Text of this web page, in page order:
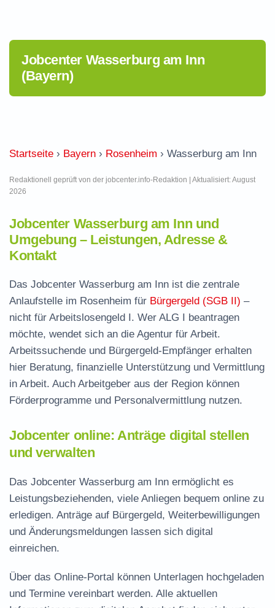
Jobcenter Wasserburg am Inn
(Bayern)
Startseite › Bayern › Rosenheim › Wasserburg am Inn
Redaktionell geprüft von der jobcenter.info-Redaktion | Aktualisiert: August
2026
Jobcenter Wasserburg am Inn und
Umgebung – Leistungen, Adresse &
Kontakt
Das Jobcenter Wasserburg am Inn ist die zentrale
Anlaufstelle im Rosenheim für Bürgergeld (SGB II) –
nicht für Arbeitslosengeld I. Wer ALG I beantragen
möchte, wendet sich an die Agentur für Arbeit.
Arbeitssuchende und Bürgergeld-Empfänger erhalten
hier Beratung, finanzielle Unterstützung und Vermittlung
in Arbeit. Auch Arbeitgeber aus der Region können
Förderprogramme und Personalvermittlung nutzen.
Jobcenter online: Anträge digital stellen
und verwalten
Das Jobcenter Wasserburg am Inn ermöglicht es
Leistungsbeziehenden, viele Anliegen bequem online zu
erledigen. Anträge auf Bürgergeld, Weiterbewilligungen
und Änderungsmeldungen lassen sich digital
einreichen.
Über das Online-Portal können Unterlagen hochgeladen
und Termine vereinbart werden. Alle aktuellen